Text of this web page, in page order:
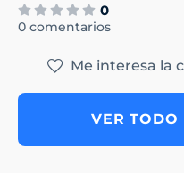
0
0 comentarios
Me interesa la
VER TODO